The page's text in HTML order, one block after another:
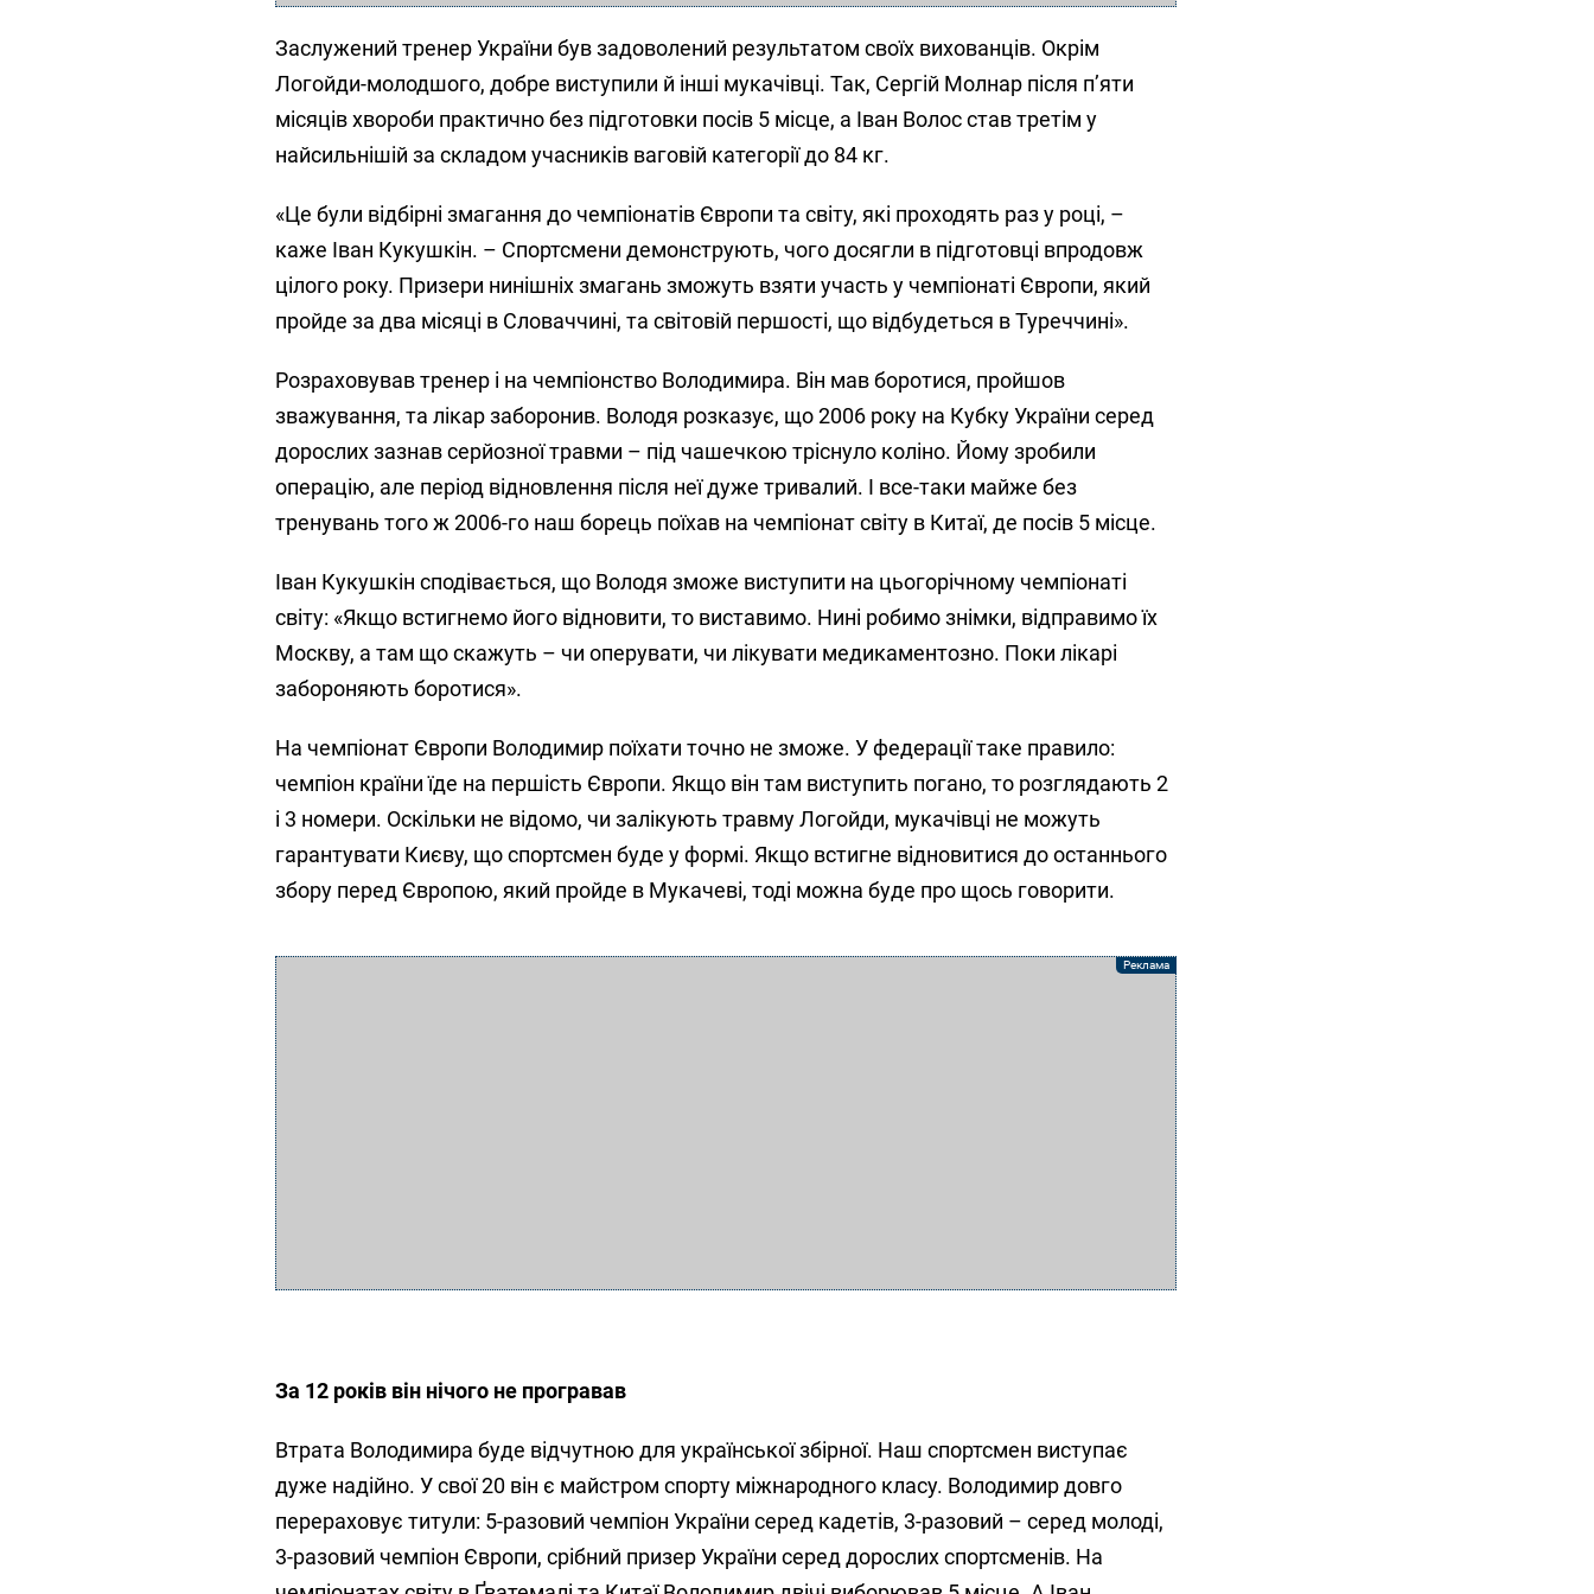
Заслужений тренер України був задоволений результатом своїх вихо­ван­ців. Окрім
Логойди-молодшого, до­бре виступили й інші мукачівці. Так, Сергій Молнар після п’яти
місяців хвороби практично без підготовки посів 5 місце, а Іван Волос став третім у
найсильнішій за складом учасників ваговій категорії до 84 кг.
«Це були відбірні змагання до чемпіонатів Європи та світу, які проходять раз у році, –
каже Іван Кукушкін. – Спортсмени демонструють, чого досягли в під­готовці впродовж
цілого року. Призери нинішніх змагань зможуть взяти участь у чемпіонаті Європи, який
пройде за два місяці в Словаччині, та світовій першості, що відбудеться в Туреччині».
Розраховував тренер і на чемпіонство Володимира. Він мав боротися, пройшов
зважування, та лікар заборонив. Володя розказує, що 2006 року на Кубку України серед
дорослих зазнав серйозної травми – під чашечкою тріс­нуло коліно. Йому зробили
операцію, але період відновлення після неї дуже тривалий. І все-таки майже без
тренувань того ж 2006-го наш борець поїхав на чемпіонат світу в Китаї, де посів 5 місце.
Іван Кукушкін сподівається, що Володя зможе виступити на цьогорічному чемпіонаті
світу: «Якщо встигнемо його відновити, то виставимо. Нині робимо знімки, відправимо їх
Москву, а там що скажуть – чи оперувати, чи лікувати медикаментозно. Поки лікарі
забороняють боротися».
На чемпіонат Європи Володимир поїхати точно не зможе. У федерації таке правило:
чемпіон країни їде на першість Європи. Якщо він там виступить погано, то розглядають 2
і 3 номери. Оскільки не відомо, чи залікують травму Логойди, мукачівці не можуть
гарантувати Києву, що спортсмен буде у формі. Якщо встигне відновитися до останнього
збору перед Європою, який пройде в Мукачеві, тоді можна буде про щось говорити.
За 12 років він нічого не програвав
Втрата Володимира буде відчутною для української збірної. Наш спортсмен виступає
дуже надійно. У свої 20 він є майстром спорту міжнародного класу. Володимир довго
перераховує титули: 5-разовий чемпіон України серед кадетів, 3-разовий – серед молоді,
3-разовий чемпіон Європи, срібний призер України серед дорослих спортсменів. На